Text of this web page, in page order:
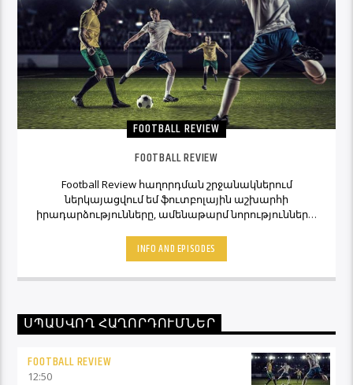
FOOTBALL REVIEW
FOOTBALL REVIEW
Football Review հաղորդման շրջանակներում
ներկայացվում եմ ֆուտբոլային աշխարհի
իրադարձությունները, ամենաթարմ նորությունները,
տեսակետները։ Հետևեք Լավագույնի եթերին եւ
Ֆուտբոլ Ռիվյու հաղորդաշարի միջոցով մշտապես
կլինեք ֆուտբոլային աշխարհի կիզակետում։
INFO AND EPISODES
ՍՊԱՍՎՈՂ ՀԱՂՈՐԴՈՒՄՆԵՐ
FOOTBALL REVIEW
12:50